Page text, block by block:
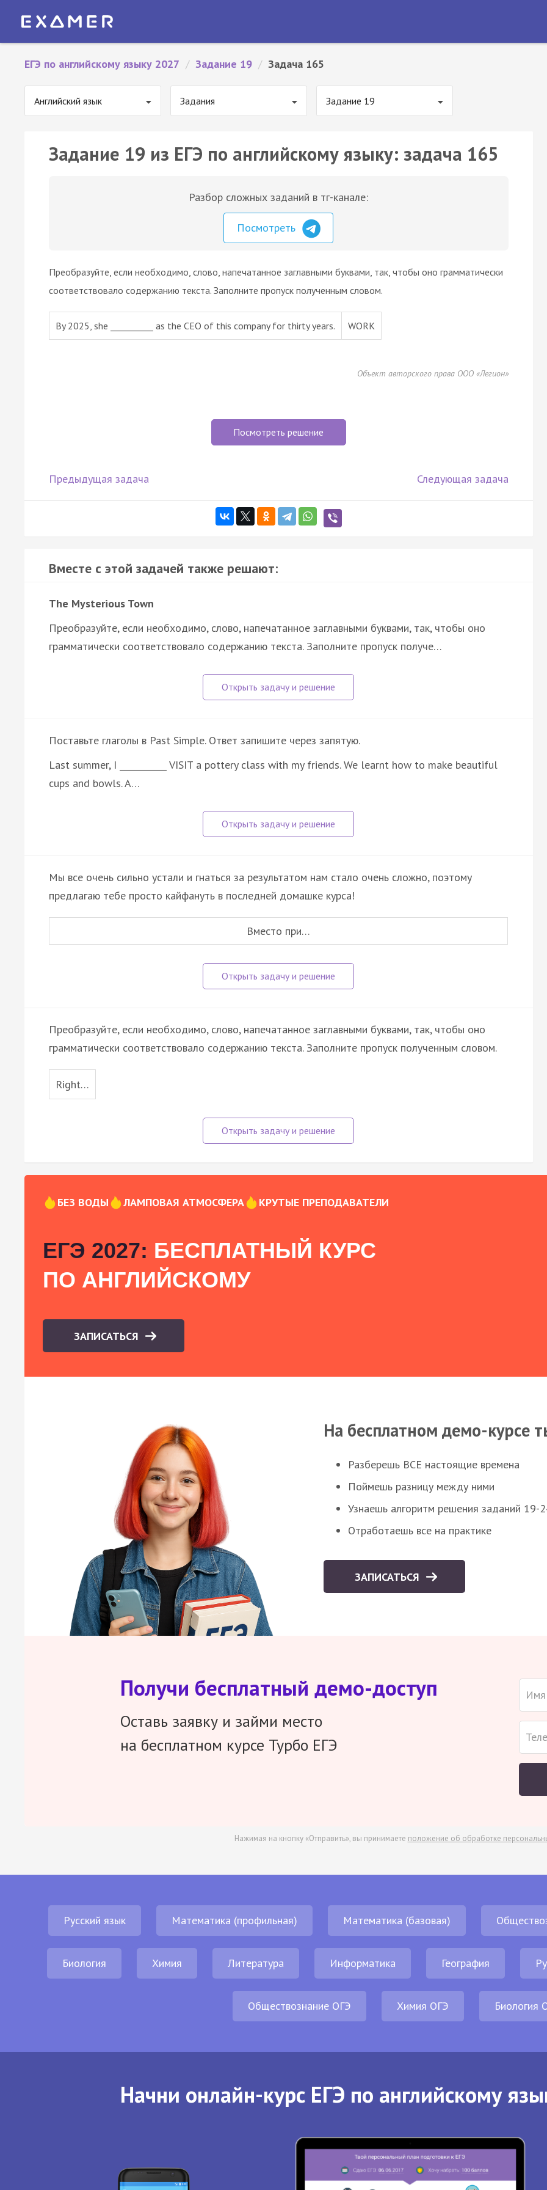
ЕГЭ по английскому языку 2027 / Задание 19 / Задача 165
Английский язык Задания Задание 19
Задание 19 из ЕГЭ по английскому языку: задача 165
Разбор сложных заданий в тг-канале:
Посмотреть
Преобразуйте, если необходимо, слово, напечатанное заглавными буквами, так, чтобы оно грамматически
соответствовало содержанию текста. Заполните пропуск полученным словом.
By 2025, she __________ as the CEO of this company for thirty years. WORK
Объект авторского права ООО «Легион»
Посмотреть решение
Предыдущая задача Следующая задача
Вместе с этой задачей также решают:
The Mysterious Town
Преобразуйте, если необходимо, слово, напечатанное заглавными буквами, так, чтобы оно
грамматически соответствовало содержанию текста. Заполните пропуск получе…
Поставьте глаголы в Past Simple. Ответ запишите через запятую.
Last summer, I ___________ VISIT a pottery class with my friends. We learnt how to make beautiful
cups and bowls. A…
Мы все очень сильно устали и гнаться за результатом нам стало очень сложно, поэтому
предлагаю тебе просто кайфануть в последней домашке курса!
Вместо при…
Преобразуйте, если необходимо, слово, напечатанное заглавными буквами, так, чтобы оно
грамматически соответствовало содержанию текста. Заполните пропуск полученным словом.
Right…
БЕЗ ВОДЫ ЛАМПОВАЯ АТМОСФЕРА КРУТЫЕ ПРЕПОДАВАТЕЛИ
ЕГЭ 2027: БЕСПЛАТНЫЙ КУРС
ПО АНГЛИЙСКОМУ
ЗАПИСАТЬСЯ
На бесплатном демо-курсе
Разберешь ВСЕ настоящие времена
Поймешь разницу между ними
Узнаешь алгоритм решения заданий 19-
Отработаешь все на практике
ЗАПИСАТЬСЯ
Получи бесплатный демо-доступ
Оставь заявку и займи место
на бесплатном курсе Турбо ЕГЭ
Нажимая на кнопку «Отправить», вы принимаете положение об обработке
Русский язык Математика (профильная) Математика (базовая)
Биология Химия Литература Информатика География
Обществознание ОГЭ Химия ОГЭ Биология
Начни онлайн-курс ЕГЭ по английскому